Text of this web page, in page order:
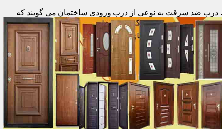
. درب ضد سرقت به نوعی از درب ورودی ساختمان می گویند که